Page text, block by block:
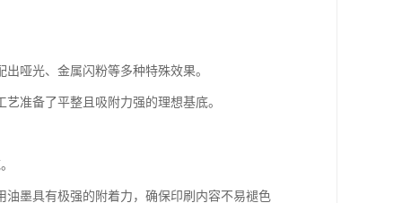
哑光、金属闪粉等多种特殊效果。
准备了平整且吸附力强的理想基底。
墨具有极强的附着力，确保印刷内容不易褪色